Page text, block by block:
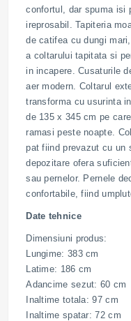
confortul, dar spuma isi
ireprosabil. Tapiteria
de catifea cu dungi
a coltarului tapitata si
in incapere. Cusaturile
aer modern. Coltarul
transforma cu usurinta
de 135 x 345 cm pe
ramasi peste noapte.
pat fiind prevazut cu un
depozitare ofera
sau pernelor. Pernele
confortabile, fiind
Date tehnice
Dimensiuni produs:
Lungime: 383 cm
Latime: 186 cm
Adancime sezut: 60 cm
Inaltime totala: 97 cm
Inaltime spatar: 72 cm